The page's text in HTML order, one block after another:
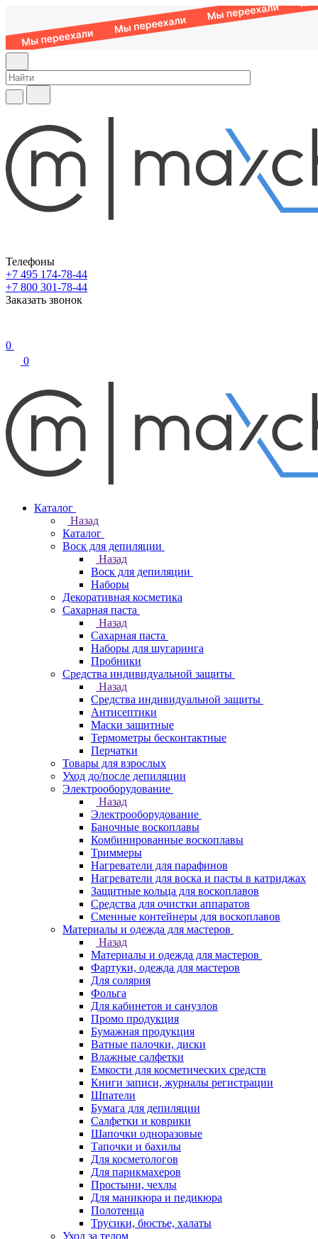
Телефоны
+7 495 174-78-44
+7 800 301-78-44
Заказать звонок
0
0
Каталог
Назад
Каталог
Воск для депиляции
Назад
Воск для депиляции
Наборы
Декоративная косметика
Сахарная паста
Назад
Сахарная паста
Наборы для шугаринга
Пробники
Средства индивидуальной защиты
Назад
Средства индивидуальной защиты
Антисептики
Маски защитные
Термометры бесконтактные
Перчатки
Товары для взрослых
Уход до/после депиляции
Электрооборудование
Назад
Электрооборудование
Баночные воскоплавы
Комбинированные воскоплавы
Триммеры
Нагреватели для парафинов
Нагреватели для воска и пасты в катриджах
Защитные кольца для воскоплавов
Средства для очистки аппаратов
Сменные контейнеры для воскоплавов
Материалы и одежда для мастеров
Назад
Материалы и одежда для мастеров
Фартуки, одежда для мастеров
Для солярия
Фольга
Для кабинетов и санузлов
Промо продукция
Бумажная продукция
Ватные палочки, диски
Влажные салфетки
Емкости для косметических средств
Книги записи, журналы регистрации
Шпатели
Бумага для депиляции
Салфетки и коврики
Шапочки одноразовые
Тапочки и бахилы
Для косметологов
Для парикмахеров
Простыни, чехлы
Для маникюра и педикюра
Полотенца
Трусики, бюстье, халаты
Уход за телом